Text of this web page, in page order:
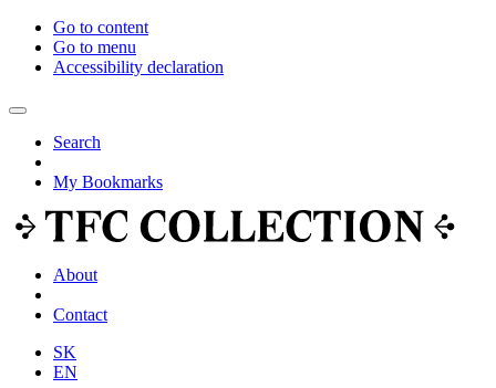
Go to content
Go to menu
Accessibility declaration
Search
My Bookmarks
About
Contact
SK
EN